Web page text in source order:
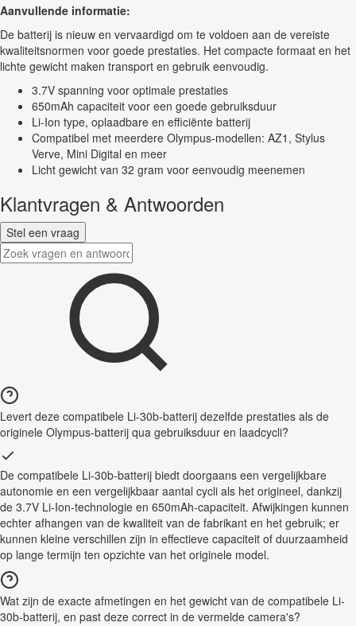
Aanvullende informatie:
De batterij is nieuw en vervaardigd om te voldoen aan de vereiste
kwaliteitsnormen voor goede prestaties. Het compacte formaat en het
lichte gewicht maken transport en gebruik eenvoudig.
3.7V spanning voor optimale prestaties
650mAh capaciteit voor een goede gebruiksduur
Li-Ion type, oplaadbare en efficiënte batterij
Compatibel met meerdere Olympus-modellen: AZ1, Stylus
Verve, Mini Digital en meer
Licht gewicht van 32 gram voor eenvoudig meenemen
Klantvragen & Antwoorden
Stel een vraag
Levert deze compatibele Li-30b-batterij dezelfde prestaties als de
originele Olympus-batterij qua gebruiksduur en laadcycli?
De compatibele Li-30b-batterij biedt doorgaans een vergelijkbare
autonomie en een vergelijkbaar aantal cycli als het origineel, dankzij
de 3.7V Li-Ion-technologie en 650mAh-capaciteit. Afwijkingen kunnen
echter afhangen van de kwaliteit van de fabrikant en het gebruik; er
kunnen kleine verschillen zijn in effectieve capaciteit of duurzaamheid
op lange termijn ten opzichte van het originele model.
Wat zijn de exacte afmetingen en het gewicht van de compatibele Li-
30b-batterij, en past deze correct in de vermelde camera's?